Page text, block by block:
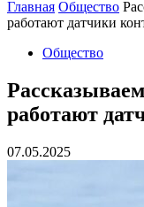
Главная Общество
работают датчики
Общество
работают
07.05.2025